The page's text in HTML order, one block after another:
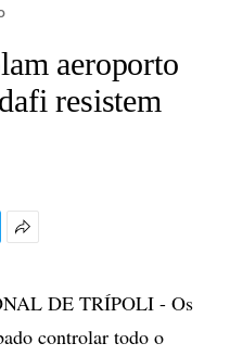
aeroporto
resistem
compartilhamento
DE TRÍPOLI - Os
controlar todo o